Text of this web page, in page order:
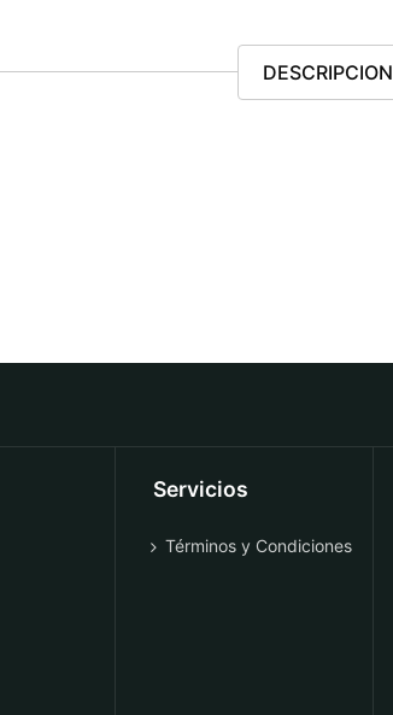
DESCRIPCION
Servicios
Términos y Condiciones